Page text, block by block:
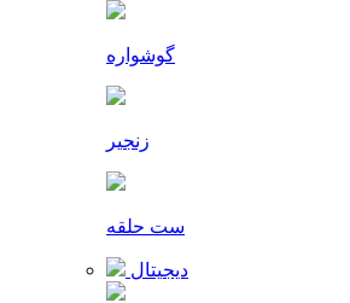
گوشواره
زنجیر
ست حلقه
دیجیتال